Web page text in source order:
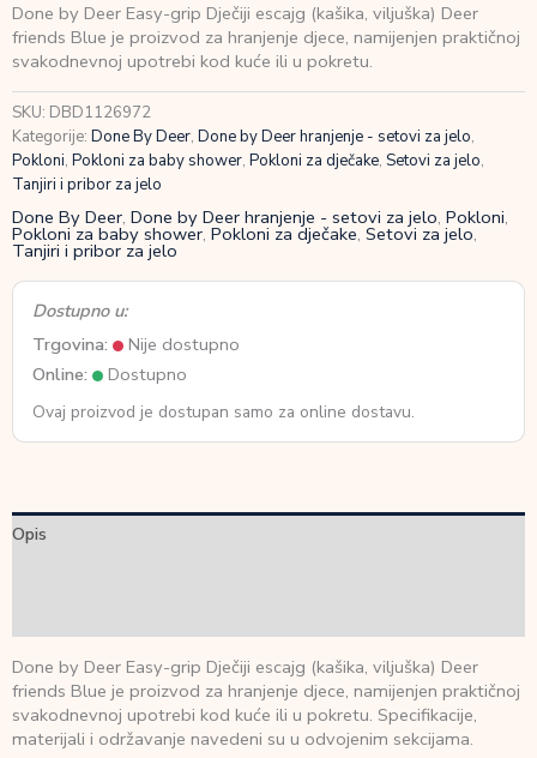
Easy-
grip
Dječiji
escajg
(kašika,
viljuška)
Deer
friends
Blue
količina
Done by Deer Easy-grip Dječiji escajg (kašika, viljuška) Deer
friends Blue je proizvod za hranjenje djece, namijenjen praktičnoj
svakodnevnoj upotrebi kod kuće ili u pokretu.
SKU: DBD1126972
Kategorije: Done By Deer, Done by Deer hranjenje - setovi za jelo,
Pokloni, Pokloni za baby shower, Pokloni za dječake, Setovi za jelo,
Tanjiri i pribor za jelo
Done By Deer, Done by Deer hranjenje - setovi za jelo, Pokloni,
Pokloni za baby shower, Pokloni za dječake, Setovi za jelo,
Tanjiri i pribor za jelo
Dostupno u:
Trgovina:
Nije dostupno
Online:
Dostupno
Ovaj proizvod je dostupan samo za online dostavu.
Opis
Done by Deer Easy-grip Dječiji escajg (kašika, viljuška) Deer
friends Blue je proizvod za hranjenje djece, namijenjen praktičnoj
svakodnevnoj upotrebi kod kuće ili u pokretu. Specifikacije,
materijali i održavanje navedeni su u odvojenim sekcijama.